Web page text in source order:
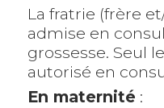
La fratrie (frère
admise en
grossesse. Seul
autorisé en
En maternité :